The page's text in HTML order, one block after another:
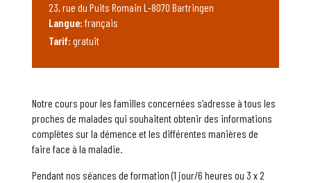
Notre cours pour les familles concernées s’adresse à tous les
proches de malades qui souhaitent obtenir des informations
complètes sur la démence et les différentes manières de
faire face à la maladie.
Pendant nos séances de formation (1 jour/6 heures ou 3 x 2
23, rue du Puits Romain L-8070 Bartringen
Langue: français
Tarif: gratuit